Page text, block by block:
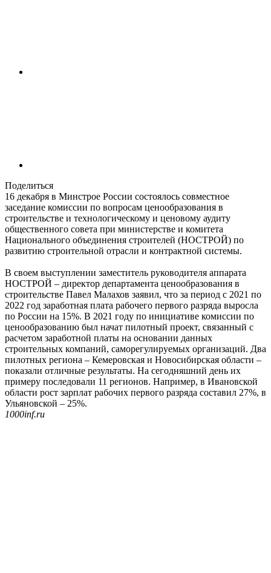
Поделиться
16 декабря в Минстрое России состоялось совместное
заседание комиссии по вопросам ценообразования в
строительстве и технологическому и ценовому аудиту
общественного совета при министерстве и комитета
Национального объединения строителей (НОСТРОЙ) по
развитию строительной отрасли и контрактной системы.
В своем выступлении заместитель руководителя аппарата
НОСТРОЙ – директор департамента ценообразования в
строительстве Павел Малахов заявил, что за период с 2021 по
2022 год заработная плата рабочего первого разряда выросла
по России на 15%. В 2021 году по инициативе комиссии по
ценообразованию был начат пилотный проект, связанный с
расчетом заработной платы на основании данных
строительных компаний, саморегулируемых организаций. Два
пилотных региона – Кемеровская и Новосибирская области –
показали отличные результаты. На сегодняшний день их
примеру последовали 11 регионов. Например, в Ивановской
области рост зарплат рабочих первого разряда составил 27%, в
Ульяновской – 25%.
1000inf.ru